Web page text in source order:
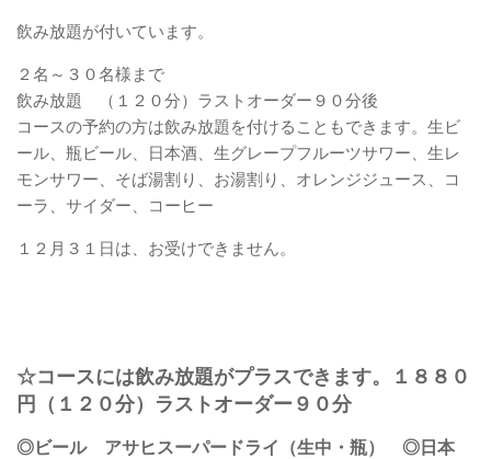
飲み放題が付いています。
２名～３０名様まで
飲み放題 （１２０分）ラストオーダー９０分後
コースの予約の方は飲み放題を付けることもできます。生ビ
ール、瓶ビール、日本酒、生グレープフルーツサワー、生レ
モンサワー、そば湯割り、お湯割り、オレンジジュース、コ
ーラ、サイダー、コーヒー
１２月３１日は、お受けできません。
☆コースには飲み放題がプラスできます。１８８０
円（１２０分）ラストオーダー９０分
◎ビール アサヒスーパードライ（生中・瓶） ◎日本